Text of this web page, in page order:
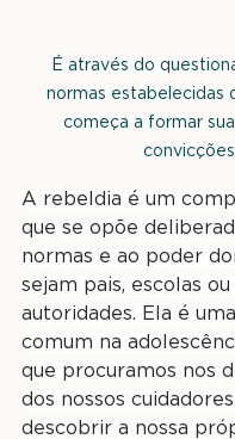
É através do
normas estabelecidas
começa a formar
A rebeldia é um
que se opõe
normas e ao poder
sejam pais, escolas
autoridades. Ela é
comum na
que procuramos nos
dos nossos
descobrir a nossa